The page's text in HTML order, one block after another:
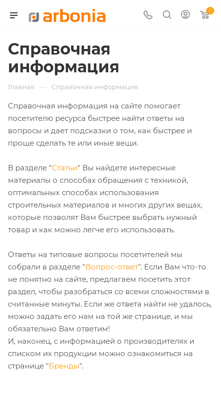
0
Справочная
информация
Главная — Справочная информация
Справочная информация на сайте помогает
посетителю ресурса быстрее найти ответы на
вопросы и дает подсказки о том, как быстрее и
проще сделать те или иные вещи.
В разделе "Статьи" Вы найдете интересные
материалы о способах обращения с техникой,
оптимальных способах использования
строительных материалов и многих других вещах,
которые позволят Вам быстрее выбрать нужный
товар и как можно легче его использовать.
Ответы на типовые вопросы посетителей мы
собрали в разделе "Вопрос-ответ". Если Вам что-то
не понятно на сайте, предлагаем посетить этот
раздел, чтобы разобраться со всеми сложностями в
считанные минуты. Если же ответа найти не удалось,
можно задать его нам на той же странице, и мы
обязательно Вам ответим!
И, наконец, с информацией о производителях и
списком их продукции можно ознакомиться на
странице "Бренды".